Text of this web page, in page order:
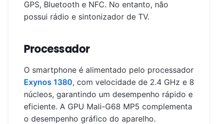
GPS, Bluetooth e NFC. No entanto, não
possui rádio e sintonizador de TV.
Processador
O smartphone é alimentado pelo processador
Exynos 1380, com velocidade de 2.4 GHz e 8
núcleos, garantindo um desempenho rápido e
eficiente. A GPU Mali-G68 MP5 complementa
o desempenho gráfico do aparelho.